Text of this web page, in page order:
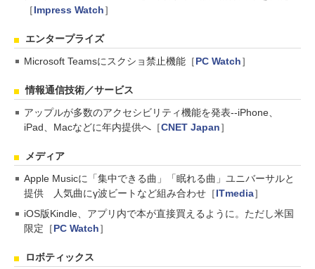
［Impress Watch］
エンタープライズ
Microsoft Teamsにスクショ禁止機能［PC Watch］
情報通信技術／サービス
アップルが多数のアクセシビリティ機能を発表--iPhone、
iPad、Macなどに年内提供へ［CNET Japan］
メディア
Apple Musicに「集中できる曲」「眠れる曲」ユニバーサルと
提供 人気曲にγ波ビートなど組み合わせ［ITmedia］
iOS版Kindle、アプリ内で本が直接買えるように。ただし米国
限定［PC Watch］
ロボティックス